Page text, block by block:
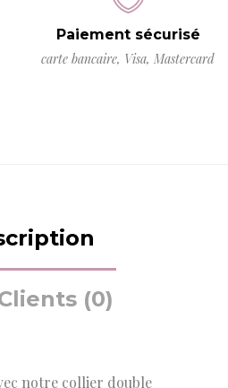
Paiement sécurisé
carte bancaire, Visa, Mastercard
(0)
notre collier double